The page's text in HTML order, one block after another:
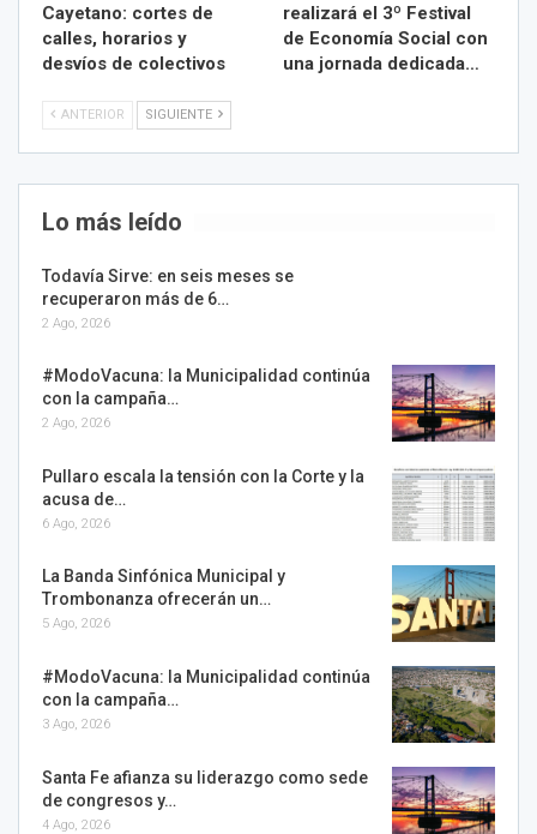
Cayetano: cortes de
calles, horarios y
desvíos de colectivos
realizará el 3º Festival
de Economía Social con
una jornada dedicada…
ANTERIOR SIGUIENTE
Lo más leído
Todavía Sirve: en seis meses se
recuperaron más de 6…
2 Ago, 2026
#ModoVacuna: la Municipalidad continúa
con la campaña…
2 Ago, 2026
Pullaro escala la tensión con la Corte y la
acusa de…
6 Ago, 2026
La Banda Sinfónica Municipal y
Trombonanza ofrecerán un…
5 Ago, 2026
#ModoVacuna: la Municipalidad continúa
con la campaña…
3 Ago, 2026
Santa Fe afianza su liderazgo como sede
de congresos y…
4 Ago, 2026